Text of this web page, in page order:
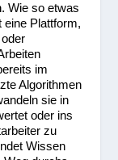
Wie so etwas
Plattform,
im
Algorithmen
sie in
oder ins
zu
Wissen